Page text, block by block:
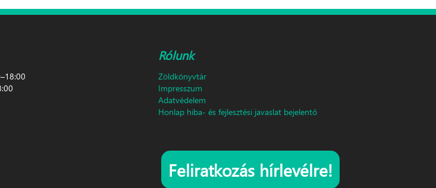
Rólunk
Zöldkönyvtár
Impresszum
Adatvédelem
Honlap hiba- és fejlesztési javaslat bejelentő
Feliratkozás hírlevélre!